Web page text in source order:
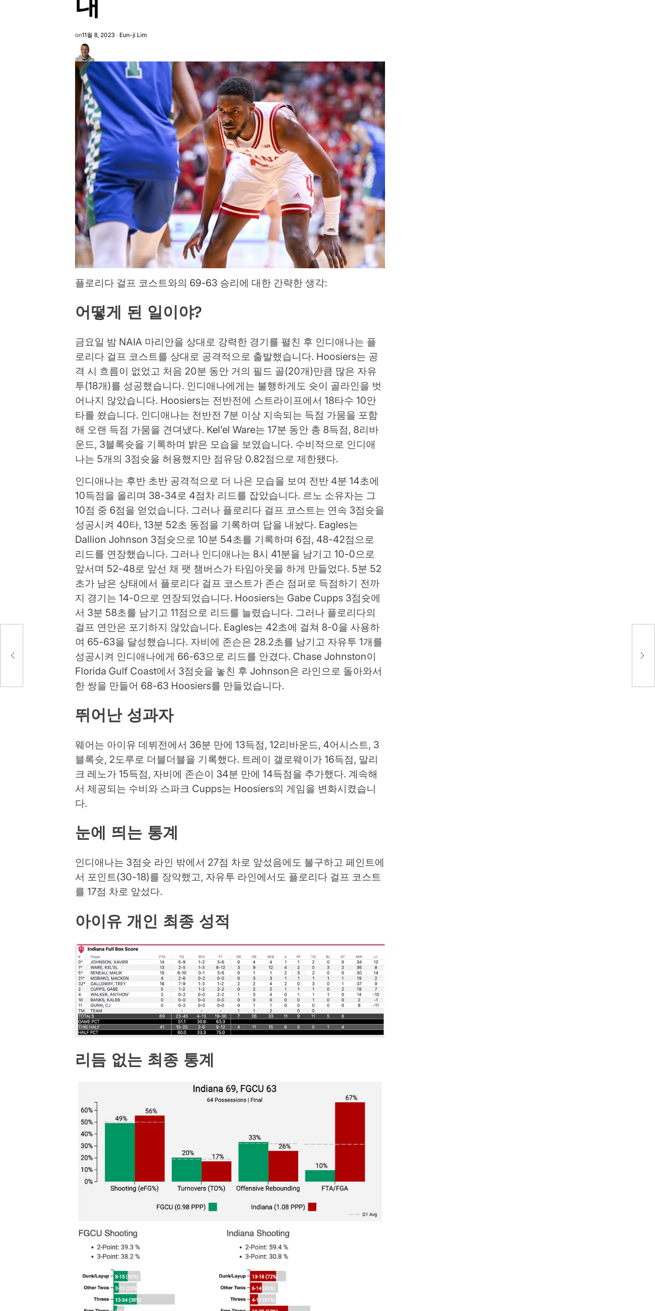
on11월 8, 2023 Eun-ji Lim
플로리다 걸프 코스트와의 69-63 승리에 대한 간략한 생각:
어떻게 된 일이야?
금요일 밤 NAIA 마리안을 상대로 강력한 경기를 펼친 후 인디애나는 플
로리다 걸프 코스트를 상대로 공격적으로 출발했습니다. Hoosiers는 공
격 시 흐름이 없었고 처음 20분 동안 거의 필드 골(20개)만큼 많은 자유
투(18개)를 성공했습니다. 인디애나에게는 불행하게도 슛이 골라인을 벗
어나지 않았습니다. Hoosiers는 전반전에 스트라이프에서 18타수 10안
타를 쐈습니다. 인디애나는 전반전 7분 이상 지속되는 득점 가뭄을 포함
해 오랜 득점 가뭄을 견뎌냈다. Kel’el Ware는 17분 동안 총 8득점, 8리바
운드, 3블록슛을 기록하며 밝은 모습을 보였습니다. 수비적으로 인디애
나는 5개의 3점슛을 허용했지만 점유당 0.82점으로 제한됐다.
인디애나는 후반 초반 공격적으로 더 나은 모습을 보여 전반 4분 14초에
10득점을 올리며 38-34로 4점차 리드를 잡았습니다. 르노 소유자는 그
10점 중 6점을 얻었습니다. 그러나 플로리다 걸프 코스트는 연속 3점슛을
성공시켜 40타, 13분 52초 동점을 기록하며 답을 내놨다. Eagles는
Dallion Johnson 3점슛으로 10분 54초를 기록하며 6점, 48-42점으로
리드를 연장했습니다. 그러나 인디애나는 8시 41분을 남기고 10-0으로
앞서며 52-48로 앞선 채 팻 챔버스가 타임아웃을 하게 만들었다. 5분 52
초가 남은 상태에서 플로리다 걸프 코스트가 존슨 점퍼로 득점하기 전까
지 경기는 14-0으로 연장되었습니다. Hoosiers는 Gabe Cupps 3점슛에
서 3분 58초를 남기고 11점으로 리드를 늘렸습니다. 그러나 플로리다의
걸프 연안은 포기하지 않았습니다. Eagles는 42초에 걸쳐 8-0을 사용하
여 65-63을 달성했습니다. 자비에 존슨은 28.2초를 남기고 자유투 1개를
성공시켜 인디애나에게 66-63으로 리드를 안겼다. Chase Johnston이
Florida Gulf Coast에서 3점슛을 놓친 후 Johnson은 라인으로 돌아와서
한 쌍을 만들어 68-63 Hoosiers를 만들었습니다.
뛰어난 성과자
웨어는 아이유 데뷔전에서 36분 만에 13득점, 12리바운드, 4어시스트, 3
블록슛, 2도루로 더블더블을 기록했다. 트레이 갤로웨이가 16득점, 말리
크 레노가 15득점, 자비에 존슨이 34분 만에 14득점을 추가했다. 계속해
서 제공되는 수비와 스파크 Cupps는 Hoosiers의 게임을 변화시켰습니
다.
눈에 띄는 통계
인디애나는 3점슛 라인 밖에서 27점 차로 앞섰음에도 불구하고 페인트에
서 포인트(30-18)를 장악했고, 자유투 라인에서도 플로리다 걸프 코스트
를 17점 차로 앞섰다.
아이유 개인 최종 성적
리듬 없는 최종 통계
때